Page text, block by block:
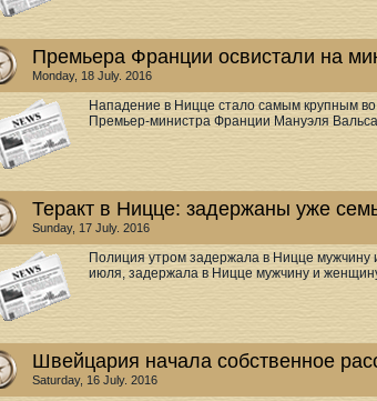
Премьера Франции освистали на
Monday, 18 July. 2016
Нападение в Ницце стало самым крупным
Премьер-министра Франции Мануэля
Теракт в Ницце: задержаны уже
Sunday, 17 July. 2016
Полиция утром задержала в Ницце мужчину
июля, задержала в Ницце мужчину и
Швейцария начала собственное
Saturday, 16 July. 2016